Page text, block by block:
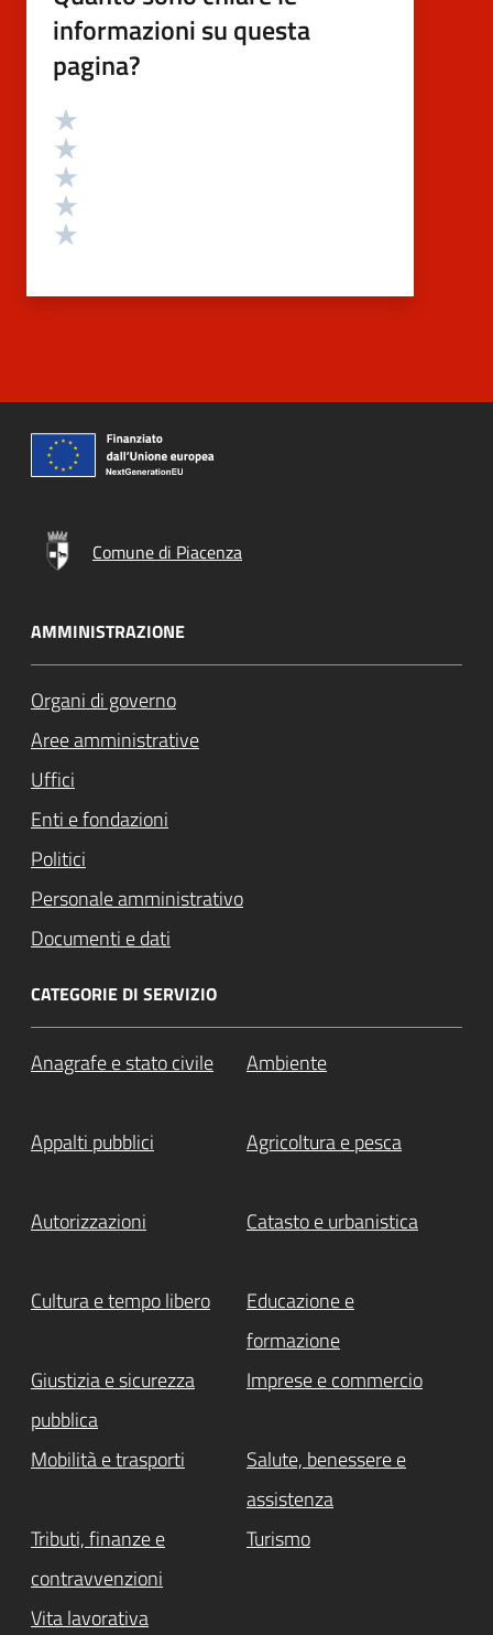
informazioni su questa
pagina?
Valutazione
Comune di Piacenza
AMMINISTRAZIONE
Organi di governo
Aree amministrative
Uffici
Enti e fondazioni
Politici
Personale amministrativo
Documenti e dati
CATEGORIE DI SERVIZIO
Anagrafe e stato civile Ambiente
Appalti pubblici Agricoltura e pesca
Autorizzazioni Catasto e urbanistica
Cultura e tempo libero
Educazione e
formazione
Giustizia e sicurezza
pubblica
Imprese e commercio
Mobilità e trasporti
Salute, benessere e
assistenza
Tributi, finanze e
contravvenzioni
Turismo
Vita lavorativa